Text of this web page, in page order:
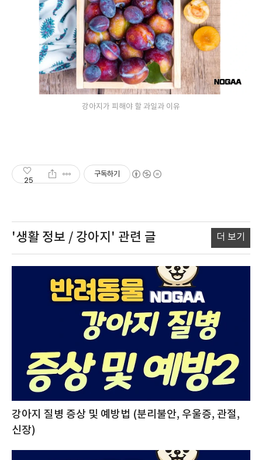
강아지가 피해야 할 과일과 이유
25
구독하기
'생활 정보 / 강아지' 관련 글 더 보기
강아지 질병 증상 및 예방법 (분리불안, 우울증, 관절,
신장)